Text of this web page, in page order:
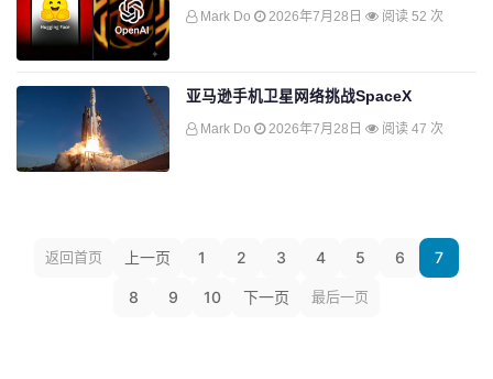
Mark Do 2026年7月28日 阅读 52 次
亚马逊手机卫星网络挑战SpaceX
Mark Do 2026年7月28日 阅读 47 次
返回首页 上一页 1 2 3 4 5 6 7
8 9 10 下一页 最后一页